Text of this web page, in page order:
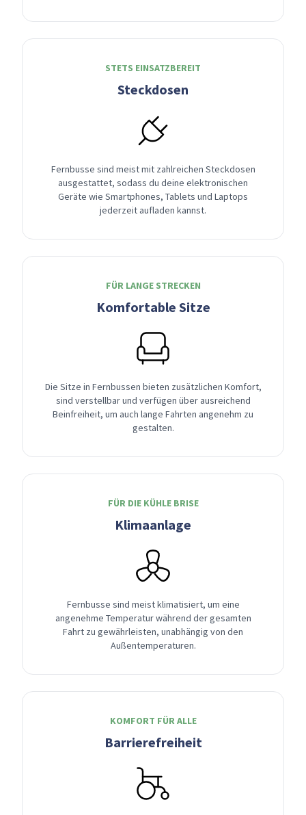
STETS EINSATZBEREIT
Steckdosen
Fernbusse sind meist mit zahlreichen Steckdosen
ausgestattet, sodass du deine elektronischen
Geräte wie Smartphones, Tablets und Laptops
jederzeit aufladen kannst.
FÜR LANGE STRECKEN
Komfortable Sitze
Die Sitze in Fernbussen bieten zusätzlichen Komfort,
sind verstellbar und verfügen über ausreichend
Beinfreiheit, um auch lange Fahrten angenehm zu
gestalten.
FÜR DIE KÜHLE BRISE
Klimaanlage
Fernbusse sind meist klimatisiert, um eine
angenehme Temperatur während der gesamten
Fahrt zu gewährleisten, unabhängig von den
Außentemperaturen.
KOMFORT FÜR ALLE
Barrierefreiheit